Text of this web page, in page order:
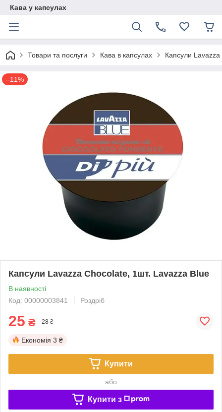
Кава у капсулах
Товари та послуги Кава в капсулах Капсули
–11%
Капсули Lavazza Chocolate, 1шт. Lavazza Blue
В наявності
Код: 00000003841
Роздріб
25 ₴ 28 ₴
Економія 3 ₴
Купити
або
Купити з